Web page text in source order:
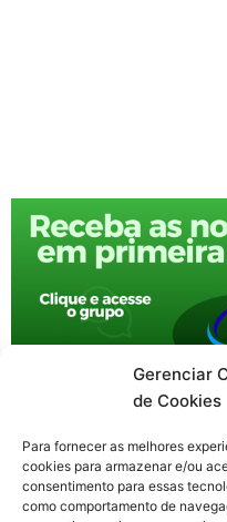
Gerenciar
de Cookies
Para fornecer as melhores
cookies para armazenar e/ou
consentimento para essas
como comportamento de